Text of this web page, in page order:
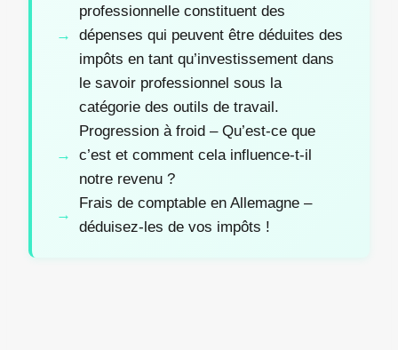
professionnelle constituent des
dépenses qui peuvent être déduites des
impôts en tant qu’investissement dans
le savoir professionnel sous la
catégorie des outils de travail.
Progression à froid – Qu’est-ce que
c’est et comment cela influence-t-il
notre revenu ?
Frais de comptable en Allemagne –
déduisez-les de vos impôts !